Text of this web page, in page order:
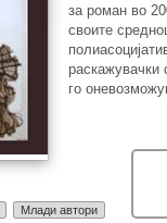
Млади автори
за роман во
своите
раскажувачки
го